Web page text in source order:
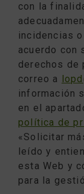
con la
incidencias
acuerdo con
derechos de
correo a
información
en el
política de
«Solicitar
leído y
esta Web y
para la